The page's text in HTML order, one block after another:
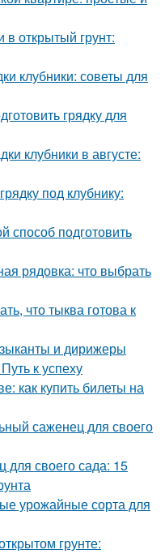
в открытый грунт:
клубники: советы для
грядку для
клубники в августе:
под клубнику:
способ подготовить
рядовка: что выбрать
что тыква готова к
и дирижеры
к успеху
как купить билеты на
саженец для своего
для своего сада: 15
урожайные сорта для
грунте: